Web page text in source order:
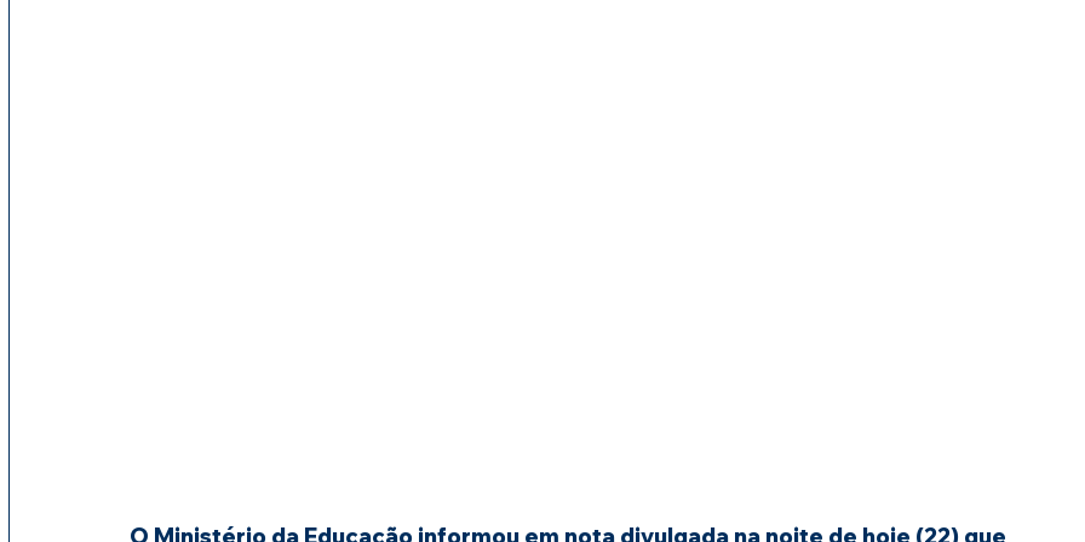
O Ministério da Educação informou em nota divulgada na noite de hoje (22) que